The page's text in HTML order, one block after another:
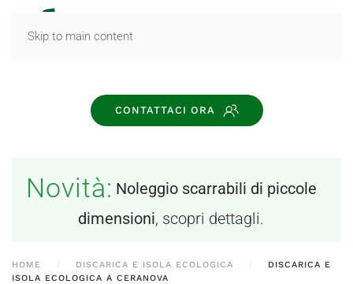
Skip to main content
CONTATTACI ORA
Novità: Noleggio scarrabili di piccole
dimensioni, scopri dettagli.
HOME DISCARICA E ISOLA ECOLOGICA
DISCARICA E
ISOLA ECOLOGICA A CERANOVA